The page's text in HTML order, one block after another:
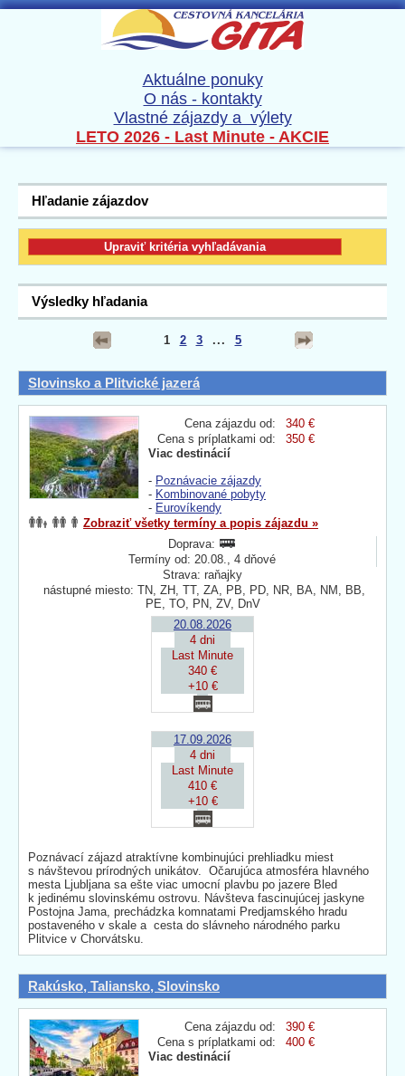
Aktuálne ponuky
O nás - kontakty
Vlastné zájazdy a výlety
LETO 2026 - Last Minute - AKCIE
Hľadanie zájazdov
Výsledky hľadania
1 2 3 ... 5
Slovinsko a Plitvické jazerá
Cena zájazdu od:
340 €
Cena s príplatkami od:
350 €
Viac destinácií
- Poznávacie zájazdy
- Kombinované pobyty
- Eurovíkendy
Zobraziť všetky termíny a popis zájazdu »
Doprava:
Termíny od: 20.08., 4 dňové
Strava: raňajky
nástupné miesto: TN, ZH, TT, ZA, PB, PD, NR, BA, NM, BB,
PE, TO, PN, ZV, DnV
20.08.2026
4 dni
Last Minute
340 €
+10 €
17.09.2026
4 dni
Last Minute
410 €
+10 €
Poznávací zájazd atraktívne kombinujúci prehliadku miest
s návštevou prírodných unikátov. Očarujúca atmosféra hlavného
mesta Ljubljana sa ešte viac umocní plavbu po jazere Bled
k jedinému slovinskému ostrovu. Návšteva fascinujúcej jaskyne
Postojna Jama, prechádzka komnatami Predjamského hradu
postaveného v skale a cesta do slávneho národného parku
Plitvice v Chorvátsku.
Rakúsko, Taliansko, Slovinsko
Cena zájazdu od:
390 €
Cena s príplatkami od:
400 €
Viac destinácií